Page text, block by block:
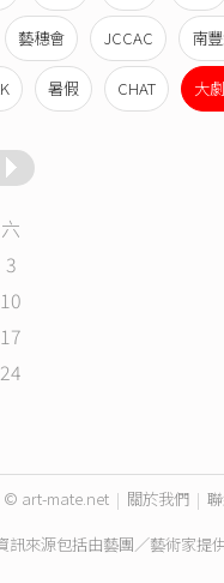
藝穗會 JCCAC 南
暑假 CHAT 大
六
3
10
17
24
© art-mate.net | 關於我們 |
訊來源包括由藝團／藝術家提